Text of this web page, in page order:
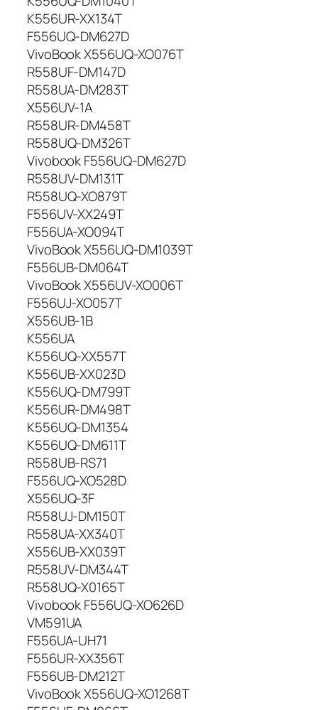
K556UR-XX134T
F556UQ-DM627D
VivoBook X556UQ-XO076T
R558UF-DM147D
R558UA-DM283T
X556UV-1A
R558UR-DM458T
R558UQ-DM326T
Vivobook F556UQ-DM627D
R558UV-DM131T
R558UQ-XO879T
F556UV-XX249T
F556UA-XO094T
VivoBook X556UQ-DM1039T
F556UB-DM064T
VivoBook X556UV-XO006T
F556UJ-XO057T
X556UB-1B
K556UA
K556UQ-XX557T
K556UB-XX023D
K556UQ-DM799T
K556UR-DM498T
K556UQ-DM1354
K556UQ-DM611T
R558UB-RS71
F556UQ-XO528D
X556UQ-3F
R558UJ-DM150T
R558UA-XX340T
X556UB-XX039T
R558UV-DM344T
R558UQ-X0165T
Vivobook F556UQ-XO626D
VM591UA
F556UA-UH71
F556UR-XX356T
F556UB-DM212T
VivoBook X556UQ-XO1268T